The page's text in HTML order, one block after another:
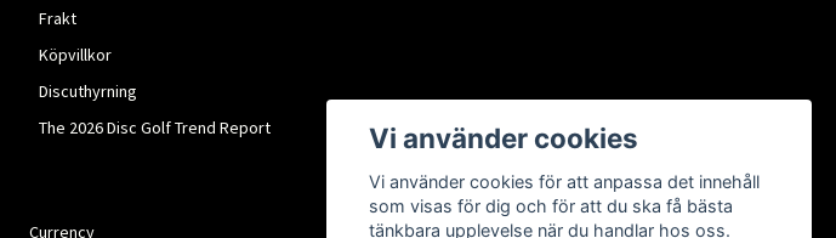
Frakt
Köpvillkor
Discuthyrning
The 2026 Disc Golf Trend Report
Currency
Vi använder cookies
Vi använder cookies för att anpassa det innehåll
som visas för dig och för att du ska få bästa
tänkbara upplevelse när du handlar hos oss.